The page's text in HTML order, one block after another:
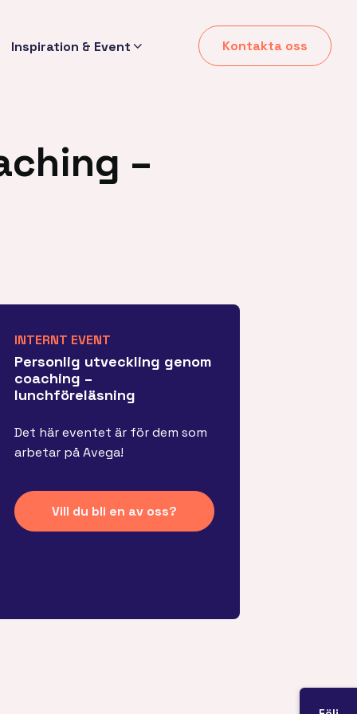
Inspiration & Event Kontakta oss
–
INTERNT EVENT
Personlig utveckling genom
coaching –
lunchföreläsning
Det här eventet är för dem som
arbetar på Avega!
Vill du bli en av oss?